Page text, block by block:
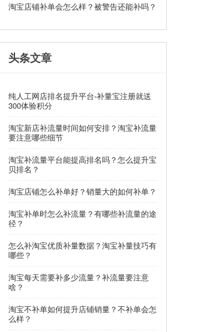
淘宝店铺补单会怎么样？被警告还能补吗？
头条文章
纯人工网店排名提升平台-补量宝注册就送
300体验积分
淘宝新店补流量时间如何安排？淘宝补流量
要注意哪些细节
淘宝补流量平台能提高排名吗？怎么提升宝
贝排名？
淘宝店铺怎么补单好？销量大的如何补单？
淘宝补单时怎么补流量？有哪些补流量的途
径？
怎么补淘宝优质补量数据？淘宝补量技巧有
哪些？
淘宝每天需要补多少流量？补流量要注意
啥？
淘宝不补单如何提升店铺销量？不补单会怎
么样？